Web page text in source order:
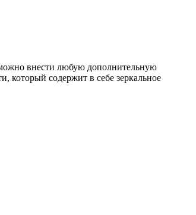
внести любую дополнительную
который содержит в себе зеркальное